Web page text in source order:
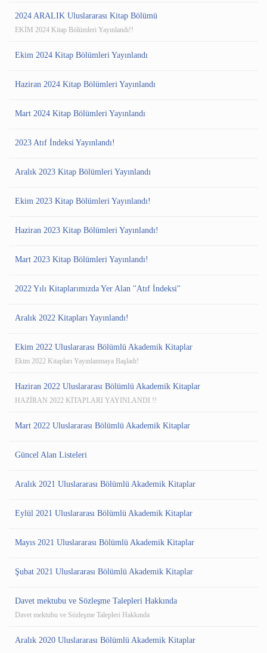
2024 ARALIK Uluslararası Kitap Bölümü
EKİM 2024 Kitap Bölümleri Yayınlandı!!
Ekim 2024 Kitap Bölümleri Yayınlandı
Haziran 2024 Kitap Bölümleri Yayınlandı
Mart 2024 Kitap Bölümleri Yayınlandı
2023 Atıf İndeksi Yayınlandı!
Aralık 2023 Kitap Bölümleri Yayınlandı
Ekim 2023 Kitap Bölümleri Yayınlandı!
Haziran 2023 Kitap Bölümleri Yayınlandı!
Mart 2023 Kitap Bölümleri Yayınlandı!
2022 Yılı Kitaplarımızda Yer Alan "Atıf İndeksi"
Aralık 2022 Kitapları Yayınlandı!
Ekim 2022 Uluslararası Bölümlü Akademik Kitaplar
Ekim 2022 Kitapları Yayınlanmaya Başladı!
Haziran 2022 Uluslararası Bölümlü Akademik Kitaplar
HAZİRAN 2022 KİTAPLARI YAYINLANDI !!
Mart 2022 Uluslararası Bölümlü Akademik Kitaplar
Güncel Alan Listeleri
Aralık 2021 Uluslararası Bölümlü Akademik Kitaplar
Eylül 2021 Uluslararası Bölümlü Akademik Kitaplar
Mayıs 2021 Uluslararası Bölümlü Akademik Kitaplar
Şubat 2021 Uluslararası Bölümlü Akademik Kitaplar
Davet mektubu ve Sözleşme Talepleri Hakkında
Davet mektubu ve Sözleşme Talepleri Hakkında
Aralık 2020 Uluslararası Bölümlü Akademik Kitaplar